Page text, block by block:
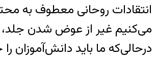
انتقادات روحانی معطوف به
می‌کنیم غیر از عوض شدن جلد،